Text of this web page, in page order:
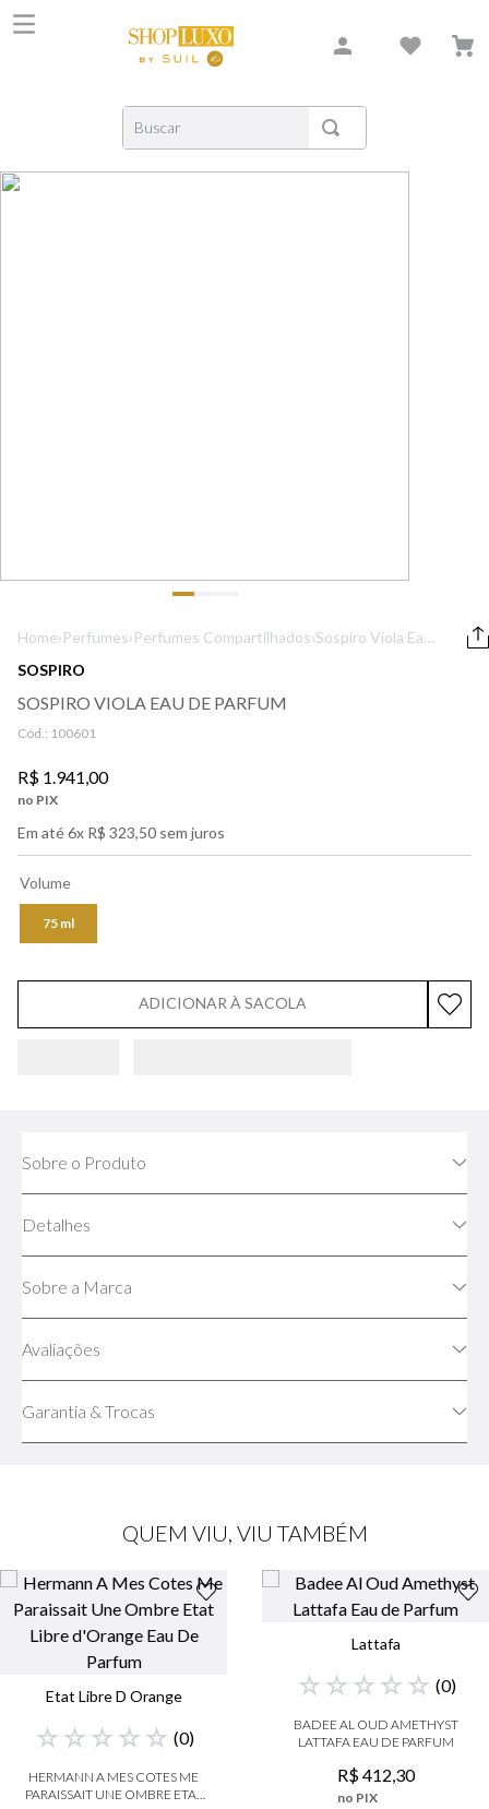
Buscar
Home›Perfumes›Perfumes Compartilhados›Sospiro Viola Eau
SOSPIRO
SOSPIRO VIOLA EAU DE PARFUM
Cód.: 100601
R$ 1.941,00
no PIX
Em até6x R$ 323,50 sem juros
Volume
75 ml
ADICIONAR À SACOLA
Sobre o Produto
Detalhes
Sobre a Marca
Avaliações
Garantia & Trocas
QUEM VIU, VIU TAMBÉM
Etat Libre D Orange
☆ ☆ ☆ ☆ ☆ (0)
HERMANN A MES COTES ME
PARAISSAIT UNE OMBRE ETAT
Lattafa
☆ ☆ ☆ ☆ ☆ (0)
BADEE AL OUD AMETHYST
LATTAFA EAU DE PARFUM
R$412,30
no PIX